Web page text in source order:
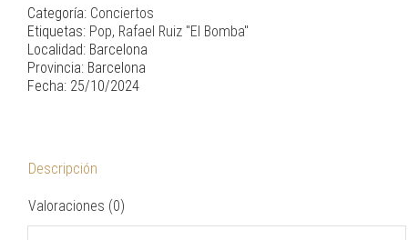
Categoría: Conciertos
Etiquetas: Pop, Rafael Ruiz "El Bomba"
Localidad: Barcelona
Provincia: Barcelona
Fecha: 25/10/2024
Descripción
Valoraciones (0)